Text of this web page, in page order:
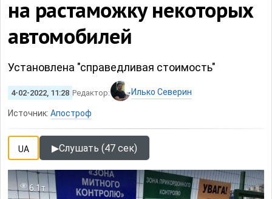
на растаможку некоторых
автомобилей
Установлена "справедливая стоимость"
4-02-2022, 11:28 Редактор: Илько Северин
Источник: Апостроф
UA ▶Слушать (47 сек)
6.1т